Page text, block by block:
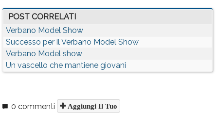
POST CORRELATI
Verbano Model Show
Successo per il Verbano Model Show
Verbano Model show
Un vascello che mantiene giovani
0 commenti Aggiungi Il Tuo